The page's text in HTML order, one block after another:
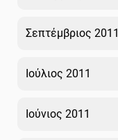
Σεπτέμβριος 2011
Ιούλιος 2011
Ιούνιος 2011